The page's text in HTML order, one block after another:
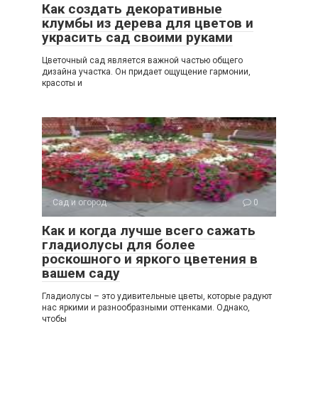
Как создать декоративные
клумбы из дерева для цветов и
украсить сад своими руками
Цветочный сад является важной частью общего
дизайна участка. Он придает ощущение гармонии,
красоты и
Сад и огород 0
Как и когда лучше всего сажать
гладиолусы для более
роскошного и яркого цветения в
вашем саду
Гладиолусы – это удивительные цветы, которые радуют
нас яркими и разнообразными оттенками. Однако,
чтобы